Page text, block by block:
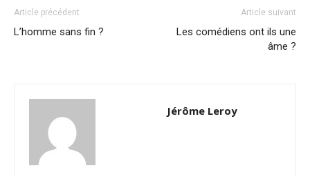
Article précédent
L’homme sans fin ?
Article suivant
Les comédiens ont ils une
âme ?
Jérôme Leroy